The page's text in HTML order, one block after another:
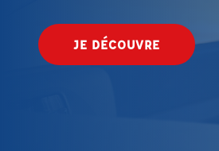
JE DÉCOUVRE